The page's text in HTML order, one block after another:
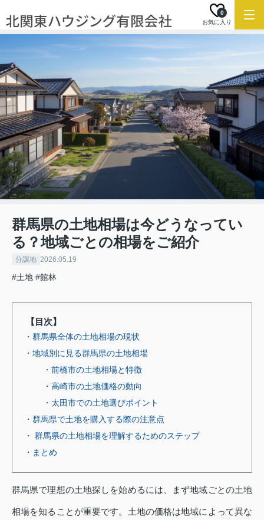
お気に入り
0
群馬県の土地相場は今どうなってい
る？地域ごとの相場をご紹介
分譲地 2026.05.19
#土地 #館林
【目次】
・群馬県全体の土地相場の現状
・地域別に見る群馬県の土地相場
・前橋市の土地相場と特徴
・高崎市の土地価格の動向
・太田市での土地選びポイント
・群馬県で土地を購入する際の注意点
・ 群馬県の土地相場を理解するためのステップ
・まとめ
群馬県で理想の土地探しを始めるには、まず地域ごとの土地
相場を知ることが重要です。土地の価格は地域によって異な